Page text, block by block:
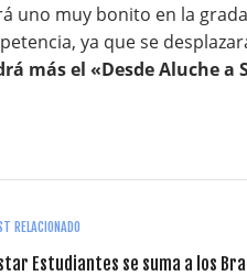
uno muy bonito en la
ya que se
más el «Desde Aluche
RELACIONADO
Estudiantes se suma a los